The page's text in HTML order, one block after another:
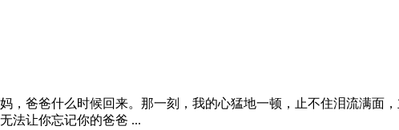
，爸爸什么时候回来。那一刻，我的心猛地一顿，止不住泪流满面
法让你忘记你的爸爸 ...